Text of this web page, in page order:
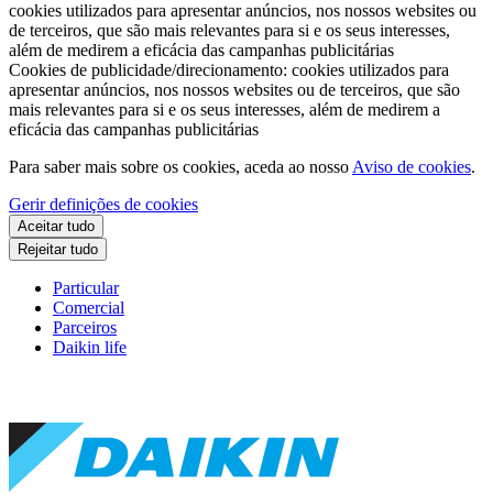
cookies utilizados para apresentar anúncios, nos nossos websites ou
de terceiros, que são mais relevantes para si e os seus interesses,
além de medirem a eficácia das campanhas publicitárias
Cookies de publicidade/direcionamento: cookies utilizados para
apresentar anúncios, nos nossos websites ou de terceiros, que são
mais relevantes para si e os seus interesses, além de medirem a
eficácia das campanhas publicitárias
Para saber mais sobre os cookies, aceda ao nosso Aviso de cookies.
Gerir definições de cookies
Aceitar tudo
Rejeitar tudo
Particular
Comercial
Parceiros
Daikin life